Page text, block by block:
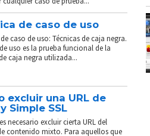
de caso de uso
caso de uso: Técnicas de caja negra.
uso es la prueba funcional de la
caja negra utilizada...
excluir una URL de
Simple SSL
necesario excluir cierta URL del
contenido mixto. Para aquellos que